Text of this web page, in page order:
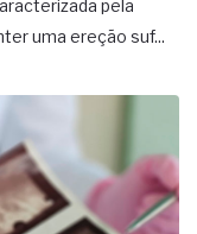
pela
uma ereção suf...